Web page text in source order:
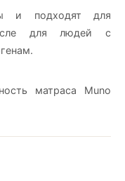
и подходят для
для людей с